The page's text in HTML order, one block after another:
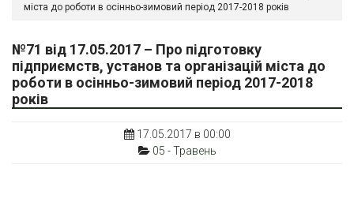
міста до роботи в осінньо-зимовий період 2017-2018 років
№71 від 17.05.2017 – Про підготовку
підприємств, установ та організацій міста до
роботи в осінньо-зимовий період 2017-2018
років
17.05.2017 в 00:00
05 - Травень